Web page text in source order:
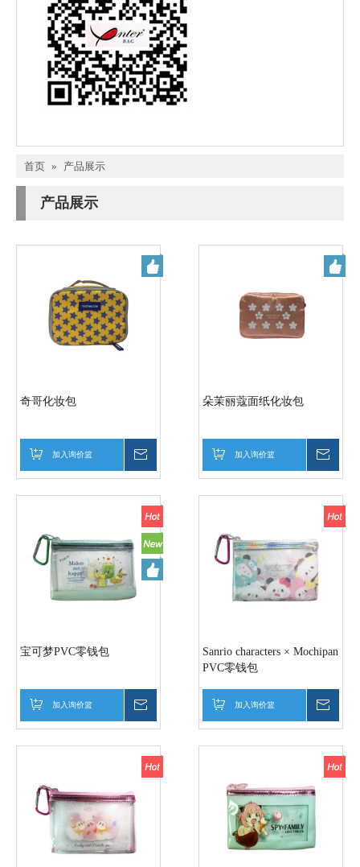
首页 » 产品展示
产品展示
奇哥化妆包
加入询价篮
朵茉丽蔻面纸化妆包
加入询价篮
宝可梦PVC零钱包
加入询价篮
Sanrio characters × Mochipan
PVC零钱包
加入询价篮